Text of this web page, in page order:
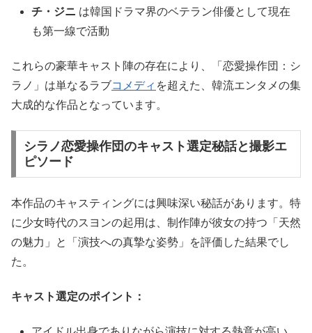
チ・ジニ は韓国ドラマ界のベテラン俳優として現在
も第一線で活動
これらの豪華キャスト陣の存在により、「恋愛操作団：シ
ラノ」は単なるラブコメディ を超えた、韓流エンタメの集
大成的な作品となっています。
シラノ恋愛操作団のキャスト選定秘話と撮影エ
ピソード
本作品のキャスティングには興味深い秘話があります。特
に少女時代のスヨンの起用は、制作陣が彼女の持つ「天然
の魅力」と「演技への真摯な姿勢」を評価した結果でし
た。
キャスト選定のポイント：